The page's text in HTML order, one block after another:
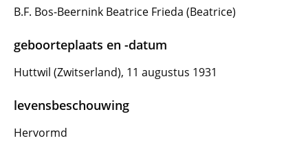
B.F. Bos-Beernink Beatrice Frieda (Beatrice)
geboorteplaats en -datum
Huttwil (Zwitserland), 11 augustus 1931
levensbeschouwing
Hervormd